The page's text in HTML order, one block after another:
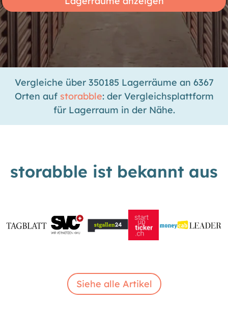
Vergleiche über 350185 Lagerräume an 6367
Orten auf storabble: der Vergleichsplattform
für Lagerraum in der Nähe.
storabble ist bekannt aus
Siehe alle Artikel